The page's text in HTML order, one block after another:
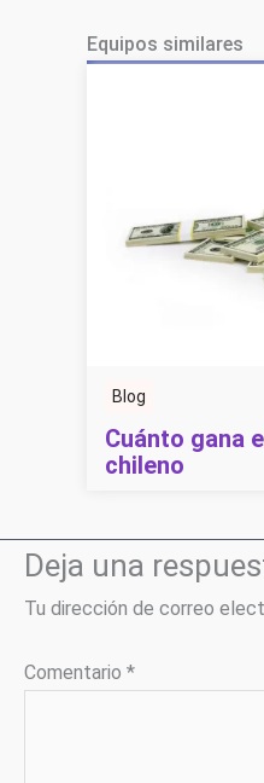
Equipos similares
Blog
Cuánto gana
chileno
Deja una
Tu dirección de correo
Comentario *